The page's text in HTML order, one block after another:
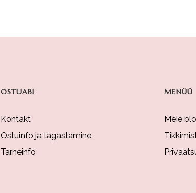
OSTUABI
Kontakt
Ostuinfo ja tagastamine
Tarneinfo
MENÜÜ
Meie